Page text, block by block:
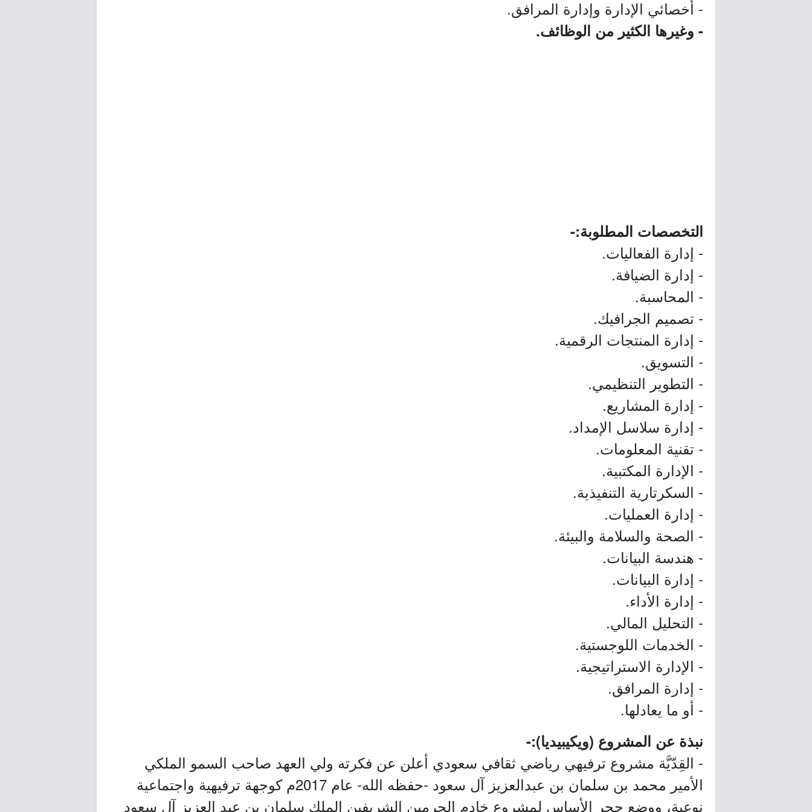
- أخصائي الإدارة وإدارة المرافق.
- وغيرها الكثير من الوظائف.
التخصصات المطلوبة:-
- إدارة الفعاليات.
- إدارة الضيافة.
- المحاسبة.
- تصميم الجرافيك.
- إدارة المنتجات الرقمية.
- التسويق.
- التطوير التنظيمي.
- إدارة المشاريع.
- إدارة سلاسل الإمداد.
- تقنية المعلومات.
- الإدارة المكتبية.
- السكرتارية التنفيذية.
- إدارة العمليات.
- الصحة والسلامة والبيئة.
- هندسة البيانات.
- إدارة البيانات.
- إدارة الأداء.
- التحليل المالي.
- الخدمات اللوجستية.
- الإدارة الاستراتيجية.
- إدارة المرافق.
- أو ما يعادلها.
نبذة عن المشروع (ويكيبيديا):-
- القِدّيَّة مشروع ترفيهي رياضي ثقافي سعودي أعلن عن فكرته ولي العهد صاحب السمو الملكي
الأمير محمد بن سلمان بن عبدالعزيز آل سعود -حفظه الله- عام 2017م كوجهة ترفيهية واجتماعية
نوعية، ووضع حجر الأساس لمشروع خادم الحرمين الشريفين الملك سلمان بن عبد العزيز آل سعود